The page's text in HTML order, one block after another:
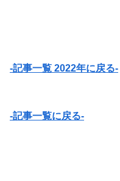
-記事一覧 2022年に戻る-
-記事一覧に戻る-